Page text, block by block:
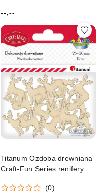
Cena:
--,--
Titanum Ozdoba drewniana
Craft-Fun Series renifery
(0)